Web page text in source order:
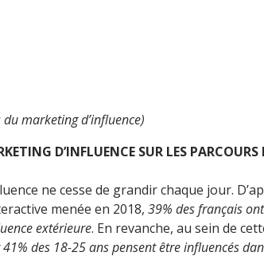
marketing d’influence)
D’INFLUENCE SUR LES PARCOURS
ne cesse de grandir chaque jour.
menée en 2018, 39% des français
extérieure. En revanche, au sein de
des 18-25 ans pensent être influencés